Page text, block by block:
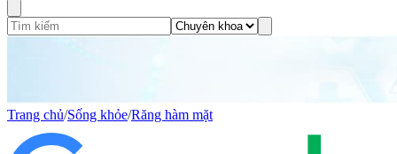
Trang chủ/Sống khỏe/Răng hàm mặt